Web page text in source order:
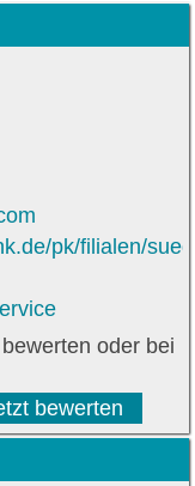
pk/filialen/
oder bei
bewerten